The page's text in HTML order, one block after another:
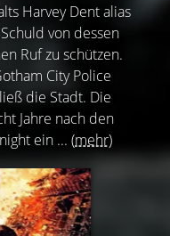
Harvey Dent alias
von dessen
Ruf zu schützen.
City Police
die Stadt. Die
Jahre nach den
ein ... (mehr)